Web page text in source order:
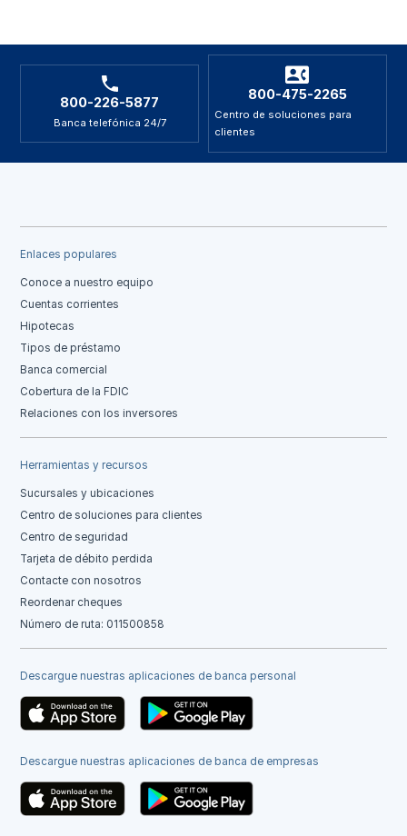
800-226-5877
Banca telefónica 24/7
800-475-2265
Centro de soluciones para
clientes
Enlaces populares
Conoce a nuestro equipo
Cuentas corrientes
Hipotecas
Tipos de préstamo
Banca comercial
Cobertura de la FDIC
Relaciones con los inversores
Herramientas y recursos
Sucursales y ubicaciones
Centro de soluciones para clientes
Centro de seguridad
Tarjeta de débito perdida
Contacte con nosotros
Reordenar cheques
Número de ruta: 011500858
Descargue nuestras aplicaciones de banca personal
Descargue nuestras aplicaciones de banca de empresas